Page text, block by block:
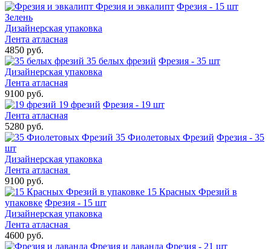
Фрезия и эвкалипт Фрезия - 15 шт
Зелень
Дизайнерская упаковка
Лента атласная
4850 руб.
35 белых фрезий Фрезия - 35 шт
Дизайнерская упаковка
Лента атласная
9100 руб.
19 фрезий Фрезия - 19 шт
Лента атласная
5280 руб.
35 Фиолетовых Фрезий Фрезия - 35
шт
Дизайнерская упаковка
Лента атласная
9100 руб.
15 Красных Фрезий в
упаковке Фрезия - 15 шт
Дизайнерская упаковка
Лента атласная
4600 руб.
Фрезия и лаванда Фрезия - 21 шт